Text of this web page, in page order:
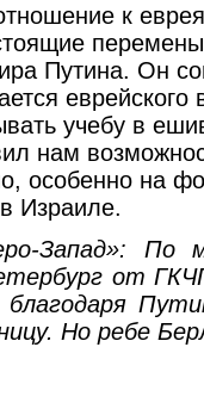
к
Путина. Он
еврейского
учебу в
нам
особенно на
Израиле.
Запад»: По
от
Но ребе